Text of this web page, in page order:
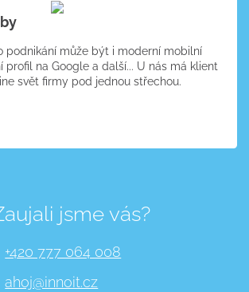
podnikání může být i moderní mobilní
profil na Google a další... U nás má klient
svět firmy pod jednou střechou.
jsme vás?
+420 777 064 008
ahoj@innoit.cz